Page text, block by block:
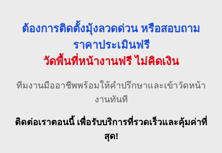
ต้องการติดตั้งมุ้งลวดด่วน หรือสอบถาม
ราคาประเมินฟรี
วัดพื้นที่หน้างานฟรี ไม่คิดเงิน
ทีมงานมืออาชีพพร้อมให้คำปรึกษาและเข้าวัดหน้า
งานทันที
ติดต่อเราตอนนี้ เพื่อรับบริการที่รวดเร็วและคุ้มค่าที่
สุด!